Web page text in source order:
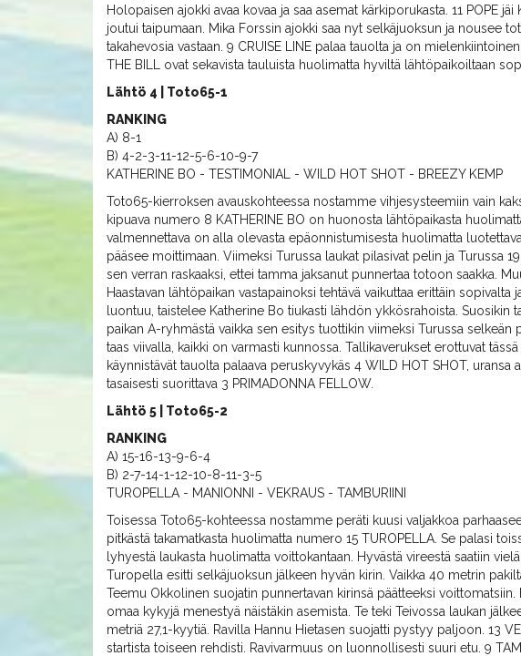
Holopaisen ajokki avaa kovaa ja saa asemat kärkiporukasta. 11 POPE
joutui taipumaan. Mika Forssin ajokki saa nyt selkäjuoksun ja nousee
takahevosia vastaan. 9 CRUISE LINE palaa tauolta ja on
THE BILL ovat sekavista tauluista huolimatta hyviltä lähtöpaikoiltaan
Lähtö 4 | Toto65-1
RANKING
A) 8-1
B) 4-2-3-11-12-5-6-10-9-7
KATHERINE BO - TESTIMONIAL - WILD HOT SHOT - BREEZY KEMP
Toto65-kierroksen avauskohteessa nostamme vihjesysteemiin vain
kipuava numero 8 KATHERINE BO on huonosta lähtöpaikasta
valmennettava on alla olevasta epäonnistumisesta huolimatta
pääsee moittimaan. Viimeksi Turussa laukat pilasivat pelin ja Turussa
sen verran raskaaksi, ettei tamma jaksanut punnertaa totoon saakka.
Haastavan lähtöpaikan vastapainoksi tehtävä vaikuttaa erittäin
luontuu, taistelee Katherine Bo tiukasti lähdön ykkösrahoista. Suosikin
paikan A-ryhmästä vaikka sen esitys tuottikin viimeksi Turussa
taas viivalla, kaikki on varmasti kunnossa. Tallikaverukset erottuvat
käynnistävät tauolta palaava peruskyvykäs 4 WILD HOT SHOT, uransa
tasaisesti suorittava 3 PRIMADONNA FELLOW.
Lähtö 5 | Toto65-2
RANKING
A) 15-16-13-9-6-4
B) 2-7-14-1-12-10-8-11-3-5
TUROPELLA - MANIONNI - VEKRAUS - TAMBURIINI
Toisessa Toto65-kohteessa nostamme peräti kuusi valjakkoa
pitkästä takamatkasta huolimatta numero 15 TUROPELLA. Se palasi
lyhyestä laukasta huolimatta voittokantaan. Hyvästä vireestä saatiin
Turopella esitti selkäjuoksun jälkeen hyvän kirin. Vaikka 40 metrin
Teemu Okkolinen suojatin punnertavan kirinsä päätteeksi voittomatsiin.
omaa kykyjä menestyä näistäkin asemista. Te teki Teivossa laukan
metriä 27,1-kyytiä. Ravilla Hannu Hietasen suojatti pystyy paljoon. 13
startista toiseen rehdisti. Ravivarmuus on luonnollisesti suuri etu. 9